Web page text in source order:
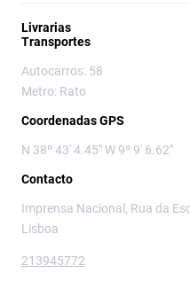
Livrarias
Transportes
Autocarros: 58
Metro: Rato
Coordenadas GPS
N 38º 43' 4.45" W 9º 9' 6.62"
Contacto
Imprensa Nacional, Rua da
Lisboa
213945772